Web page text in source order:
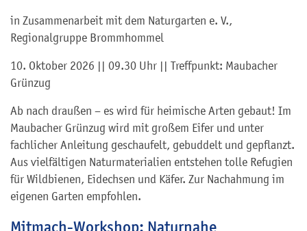
in Zusammenarbeit mit dem Naturgarten e. V.,
Regionalgruppe Brommhommel
10. Oktober 2026 || 09.30 Uhr || Treffpunkt: Maubacher
Grünzug
Ab nach draußen – es wird für heimische Arten gebaut! Im
Maubacher Grünzug wird mit großem Eifer und unter
fachlicher Anleitung geschaufelt, gebuddelt und gepflanzt.
Aus vielfältigen Naturmaterialien entstehen tolle Refugien
für Wildbienen, Eidechsen und Käfer. Zur Nachahmung im
eigenen Garten empfohlen.
Mitmach-Workshop: Naturnahe